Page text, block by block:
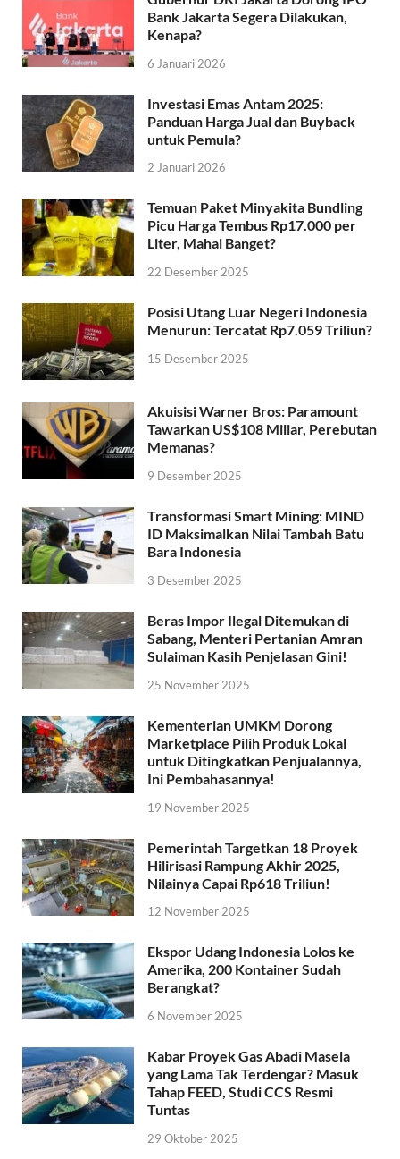
Bank Jakarta Segera Dilakukan,
Kenapa?
6 Januari 2026
Investasi Emas Antam 2025:
Panduan Harga Jual dan Buyback
untuk Pemula?
2 Januari 2026
Temuan Paket Minyakita Bundling
Picu Harga Tembus Rp17.000 per
Liter, Mahal Banget?
22 Desember 2025
Posisi Utang Luar Negeri Indonesia
Menurun: Tercatat Rp7.059 Triliun?
15 Desember 2025
Akuisisi Warner Bros: Paramount
Tawarkan US$108 Miliar, Perebutan
Memanas?
9 Desember 2025
Transformasi Smart Mining: MIND
ID Maksimalkan Nilai Tambah Batu
Bara Indonesia
3 Desember 2025
Beras Impor Ilegal Ditemukan di
Sabang, Menteri Pertanian Amran
Sulaiman Kasih Penjelasan Gini!
25 November 2025
Kementerian UMKM Dorong
Marketplace Pilih Produk Lokal
untuk Ditingkatkan Penjualannya,
Ini Pembahasannya!
19 November 2025
Pemerintah Targetkan 18 Proyek
Hilirisasi Rampung Akhir 2025,
Nilainya Capai Rp618 Triliun!
12 November 2025
Ekspor Udang Indonesia Lolos ke
Amerika, 200 Kontainer Sudah
Berangkat?
6 November 2025
Kabar Proyek Gas Abadi Masela
yang Lama Tak Terdengar? Masuk
Tahap FEED, Studi CCS Resmi
Tuntas
29 Oktober 2025